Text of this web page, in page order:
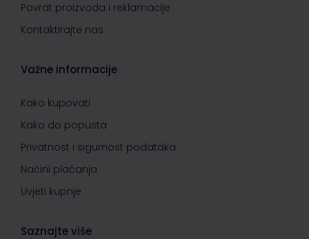
Povrat proizvoda i reklamacije
Kontaktirajte nas
Važne informacije
Kako kupovati
Kako do popusta
Privatnost i sigurnost podataka
Načini plaćanja
Uvjeti kupnje
Saznajte više